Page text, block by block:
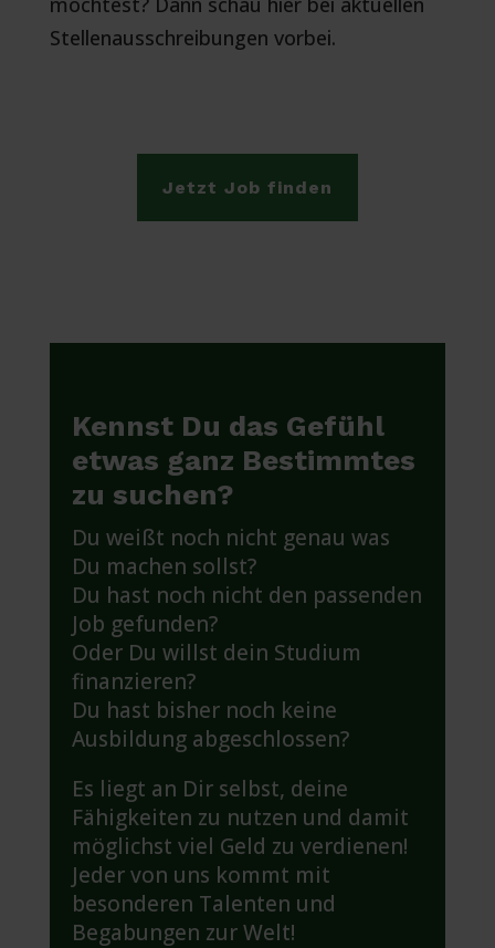
Stellenausschreibungen vorbei.
Jetzt Job finden
Kennst Du das Gefühl
etwas ganz Bestimmtes
zu suchen?
Du weißt noch nicht genau was
Du machen sollst?
Du hast noch nicht den passenden
Job gefunden?
Oder Du willst dein Studium
finanzieren?
Du hast bisher noch keine
Ausbildung abgeschlossen?
Es liegt an Dir selbst, deine
Fähigkeiten zu nutzen und damit
möglichst viel Geld zu verdienen!
Jeder von uns kommt mit
besonderen Talenten und
Begabungen zur Welt!